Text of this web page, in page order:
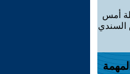
أمس
السندي